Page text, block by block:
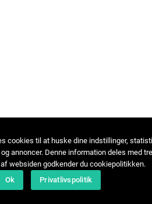
cookies til at huske dine indstillinger,
annoncer. Denne information deles med
websiden godkender du cookiepolitikken.
Ok
Privatlivspolitik